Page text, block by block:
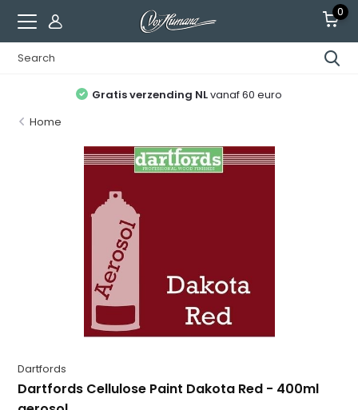
0
Alle gitaren afgestelden recht op 2 servicebeurten
Home
Dartfords
Dartfords Cellulose Paint Dakota Red - 400ml